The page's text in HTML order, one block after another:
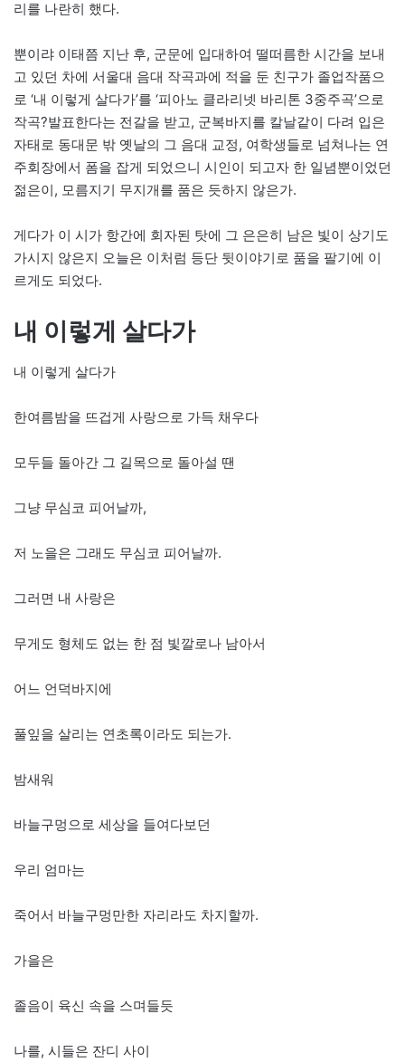
리를 나란히 했다.
뿐이랴 이태쯤 지난 후, 군문에 입대하여 떨떠름한 시간을 보내
고 있던 차에 서울대 음대 작곡과에 적을 둔 친구가 졸업작품으
로 ‘내 이렇게 살다가’를 ‘피아노 클라리넷 바리톤 3중주곡’으로
작곡?발표한다는 전갈을 받고, 군복바지를 칼날같이 다려 입은
자태로 동대문 밖 옛날의 그 음대 교정, 여학생들로 넘쳐나는 연
주회장에서 폼을 잡게 되었으니 시인이 되고자 한 일념뿐이었던
젊은이, 모름지기 무지개를 품은 듯하지 않은가.
게다가 이 시가 항간에 회자된 탓에 그 은은히 남은 빛이 상기도
가시지 않은지 오늘은 이처럼 등단 뒷이야기로 품을 팔기에 이
르게도 되었다.
내 이렇게 살다가
내 이렇게 살다가
한여름밤을 뜨겁게 사랑으로 가득 채우다
모두들 돌아간 그 길목으로 돌아설 땐
그냥 무심코 피어날까,
저 노을은 그래도 무심코 피어날까.
그러면 내 사랑은
무게도 형체도 없는 한 점 빛깔로나 남아서
어느 언덕바지에
풀잎을 살리는 연초록이라도 되는가.
밤새워
바늘구멍으로 세상을 들여다보던
우리 엄마는
죽어서 바늘구멍만한 자리라도 차지할까.
가을은
졸음이 육신 속을 스며들듯
나를, 시들은 잔디 사이